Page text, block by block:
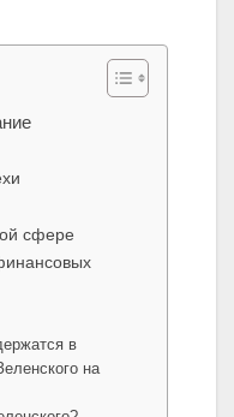
сфере
в
на